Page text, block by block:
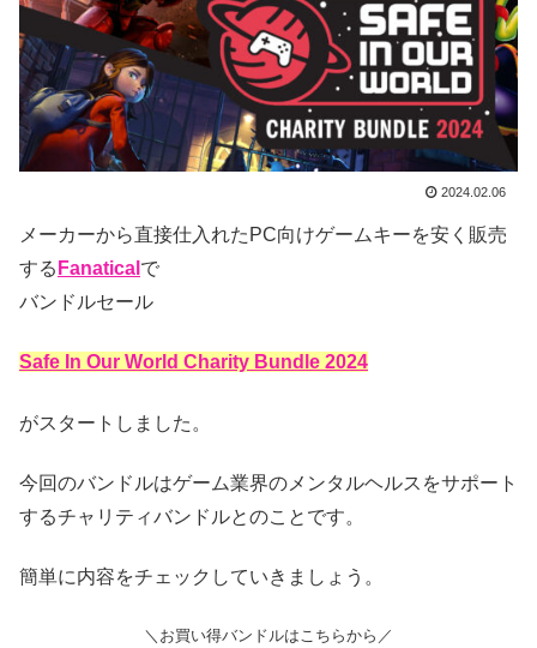
2024.02.06
メーカーから直接仕入れたPC向けゲームキーを安く販売
する Fanatical で
バンドルセール
Safe In Our World Charity Bundle 2024
がスタートしました。
今回のバンドルはゲーム業界のメンタルヘルスをサポート
するチャリティバンドルとのことです。
簡単に内容をチェックしていきましょう。
＼お買い得バンドルはこちらから／